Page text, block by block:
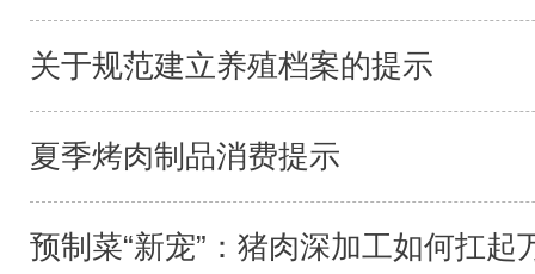
关于规范建立养殖档案的提示
夏季烤肉制品消费提示
预制菜“新宠”：猪肉深加工如何扛起